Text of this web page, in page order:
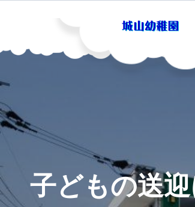
子どもの送